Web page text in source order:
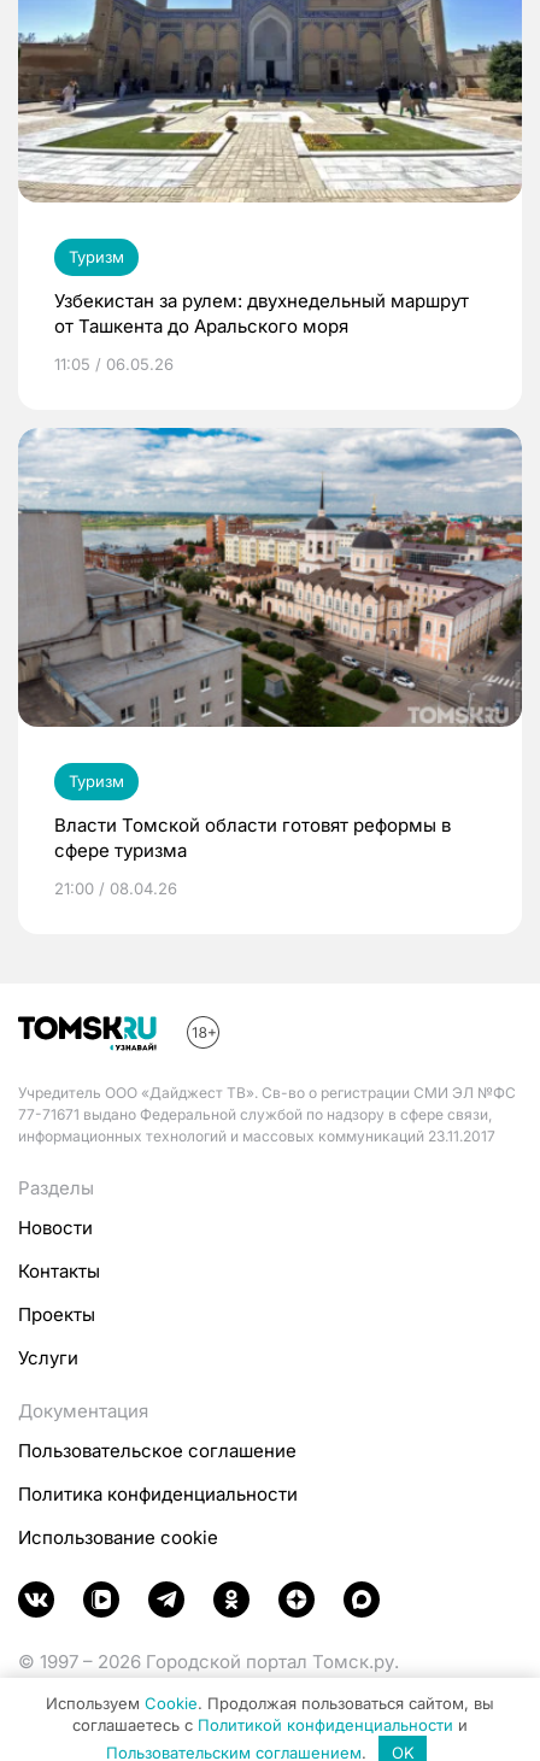
Туризм
Узбекистан за рулем: двухнедельный маршрут
от Ташкента до Аральского моря
11:05 / 06.05.26
Туризм
Власти Томской области готовят реформы в
сфере туризма
21:00 / 08.04.26
Учредитель ООО «Дайджест ТВ». Св-во о регистрации СМИ ЭЛ №ФС
77-71671 выдано Федеральной службой по надзору в сфере связи,
информационных технологий и массовых коммуникаций 23.11.2017
Разделы
Новости
Контакты
Проекты
Услуги
Документация
Пользовательское соглашение
Политика конфиденциальности
Использование cookie
© 1997 – 2026 Городской портал Томск.ру.
Министерства цифрового развития, связи и массовых
коммуникаций Российской Федерации.
Используем Cookie. Продолжая пользоваться сайтом, вы
соглашаетесь с Политикой конфиденциальности и
Пользовательским соглашением. OK